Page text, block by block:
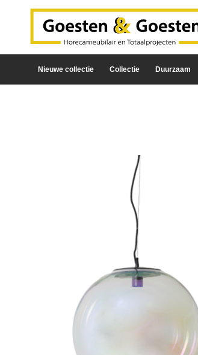
Nieuwe collectie Collectie Duurzaam